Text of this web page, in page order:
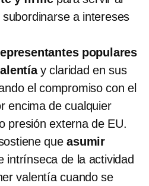
a intereses
populares
y claridad en sus
el compromiso con el
encima de cualquier
presión externa de EU.
queasumir
intrínseca de la actividad
valentía cuando se